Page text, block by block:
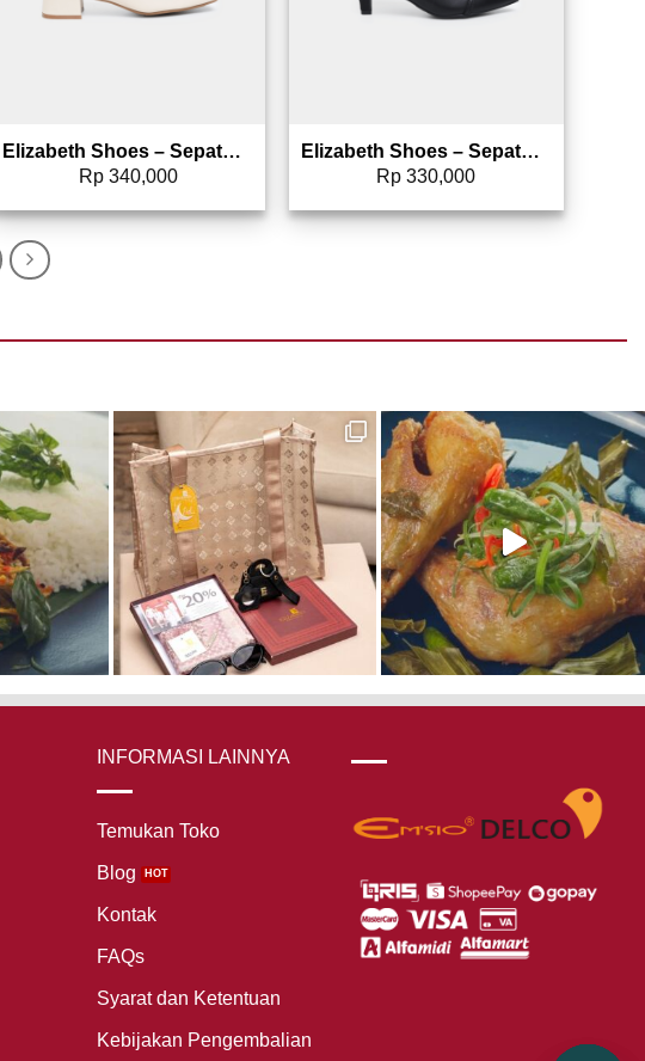
Elizabeth Shoes – Sepatu Wanita | Pantofel Heels 0400-0528
Rp340,000
Elizabeth Shoes – Sepatu Wanita | Pantofel Heels 0400-0527
Rp 330,000
INFORMASI LAINNYA
Temukan Toko
Blog
Kontak
FAQs
Syarat dan Ketentuan
Kebijakan Pengembalian